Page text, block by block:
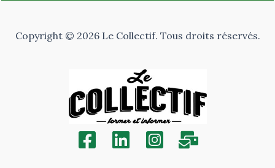
Copyright © 2026 Le Collectif. Tous droits réservés.